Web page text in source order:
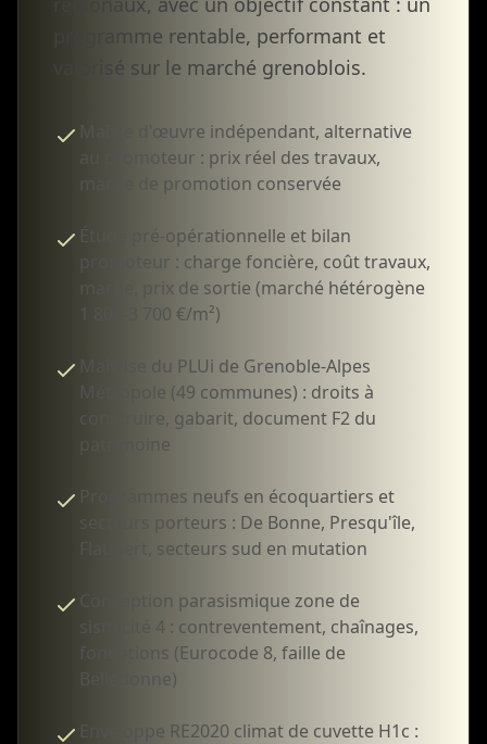
programme rentable, performant et
valorisé sur le marché grenoblois.
Maître d'œuvre indépendant, alternative
au promoteur : prix réel des travaux,
marge de promotion conservée
Étude pré-opérationnelle et bilan
promoteur : charge foncière, coût travaux,
marge, prix de sortie (marché hétérogène
1 800-3 700 €/m²)
Maîtrise du PLUi de Grenoble-Alpes
Métropole (49 communes) : droits à
construire, gabarit, document F2 du
patrimoine
Programmes neufs en écoquartiers et
secteurs porteurs : De Bonne, Presqu'île,
Flaubert, secteurs sud en mutation
Conception parasismique zone de
sismicité 4 : contreventement, chaînages,
fondations (Eurocode 8, faille de
Belledonne)
Enveloppe RE2020 climat de cuvette H1c :